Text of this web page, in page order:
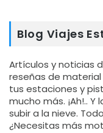
Blog Viajes
Artículos y noticias
reseñas de
tus estaciones y
mucho más. ¡Ah!..
subir a la nieve.
¿Necesitas más